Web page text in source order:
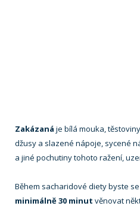
Zakázaná je bílá mouka,
džusy a slazené nápoje, sycené
a jiné pochutiny tohoto ražení,
Během sacharidové diety byste se
minimálně 30 minut věnovat